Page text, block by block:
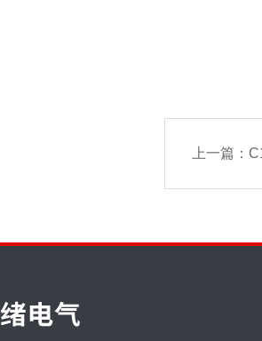
上一篇：